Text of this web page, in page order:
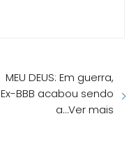
MEU DEUS: Em guerra,
Ex-BBB acabou sendo
a…Ver mais